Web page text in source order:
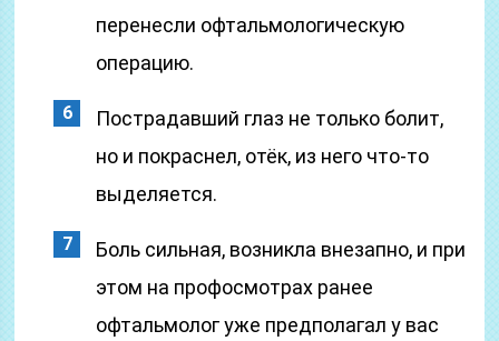
перенесли офтальмологическую
операцию.
Пострадавший глаз не только болит,
но и покраснел, отёк, из него что-то
выделяется.
Боль сильная, возникла внезапно, и при
этом на профосмотрах ранее
офтальмолог уже предполагал у вас